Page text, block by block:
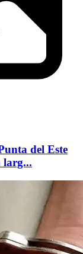
del Este
larg...